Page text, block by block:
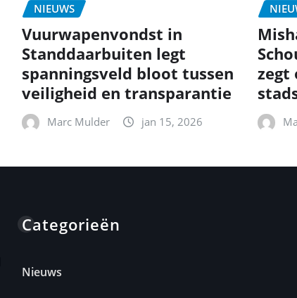
NIEUWS
Vuurwapenvondst in
Standdaarbuiten legt
spanningsveld bloot tussen
veiligheid en transparantie
Marc Mulder jan 15, 2026
zegt
Categorieën
Nieuws